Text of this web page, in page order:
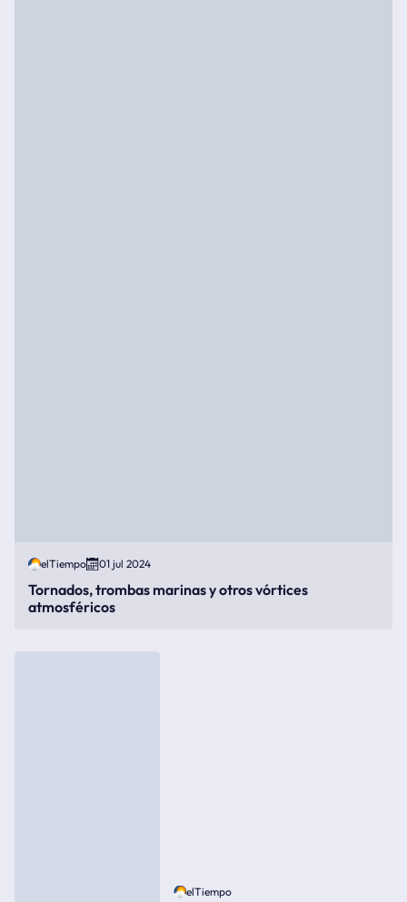
elTiempo 01 jul 2024
Tornados, trombas marinas y otros vórtices
atmosféricos
elTiempo